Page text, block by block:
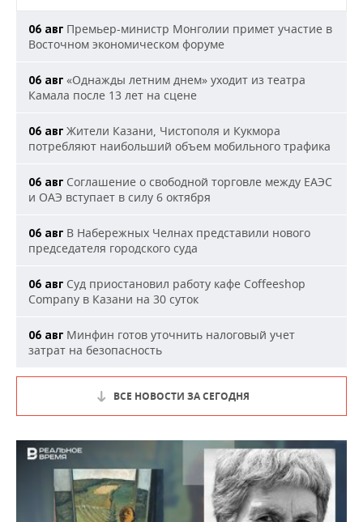
06 авг Премьер-министр Монголии примет участие в
Восточном экономическом форуме
06 авг «Однажды летним днем» уходит из театра
Камала после 13 лет на сцене
06 авг Жители Казани, Чистополя и Кукмора
потребляют наибольший объем мобильного трафика
06 авг Соглашение о свободной торговле между ЕАЭС
и ОАЭ вступает в силу 6 октября
06 авг В Набережных Челнах представили нового
председателя городского суда
06 авг Суд приостановил работу кафе Coffeeshop
Company в Казани на 30 суток
06 авг Минфин готов уточнить налоговый учет
затрат на безопасность
ВСЕ НОВОСТИ ЗА СЕГОДНЯ